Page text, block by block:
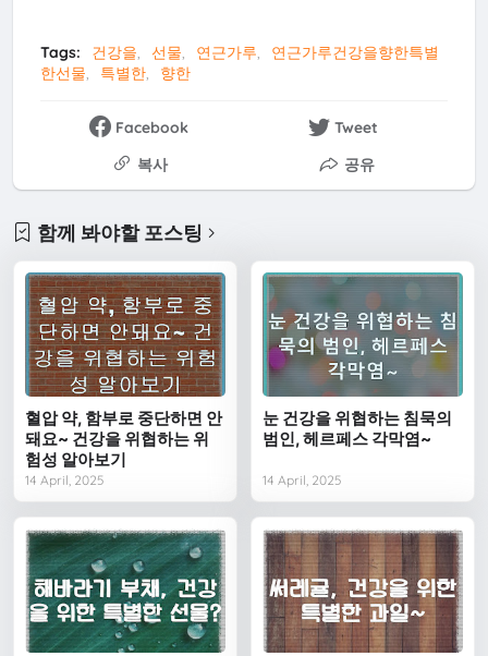
Tags: 건강을 선물 연근가루
연근가루건강을향한특별
한선물
특별한 향한
Facebook
Tweet
복사
공유
함께 봐야할 포스팅
혈압 약, 함부로 중단하면 안
돼요~ 건강을 위협하는 위
험성 알아보기
14 April, 2025
눈 건강을 위협하는 침묵의
범인, 헤르페스 각막염~
14 April, 2025